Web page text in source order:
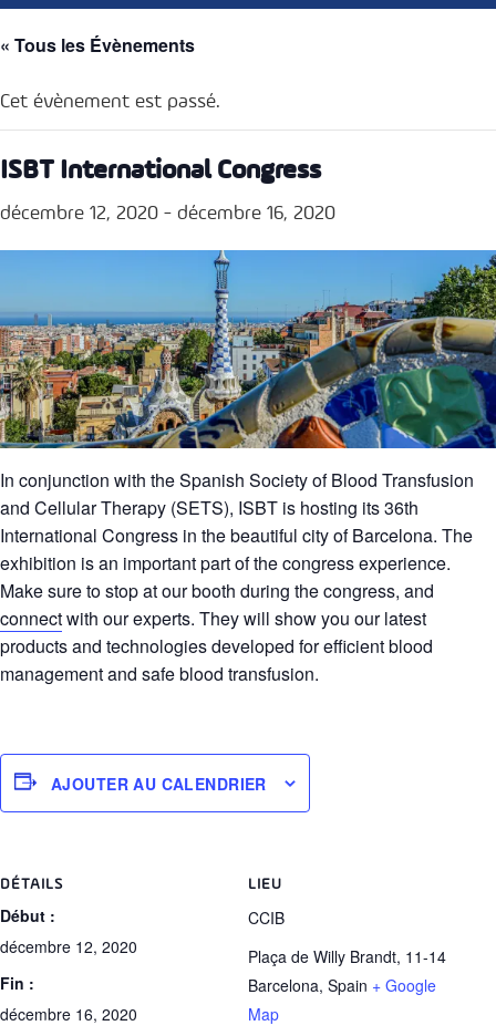
« Tous les Évènements
Cet évènement est passé.
ISBT International Congress
décembre 12, 2020 - décembre 16, 2020
In conjunction with the Spanish Society of Blood Transfusion
and Cellular Therapy (SETS), ISBT is hosting its 36th
International Congress in the beautiful city of Barcelona. The
exhibition is an important part of the congress experience.
Make sure to stop at our booth during the congress, and
connectwith our experts. They will show you our latest
products and technologies developed for efficient blood
management and safe blood transfusion.
AJOUTER AU CALENDRIER
DÉTAILS
Début :
décembre 12, 2020
Fin :
décembre 16, 2020
LIEU
CCIB
Plaça de Willy Brandt, 11-14
Barcelona, Spain + Google
Map